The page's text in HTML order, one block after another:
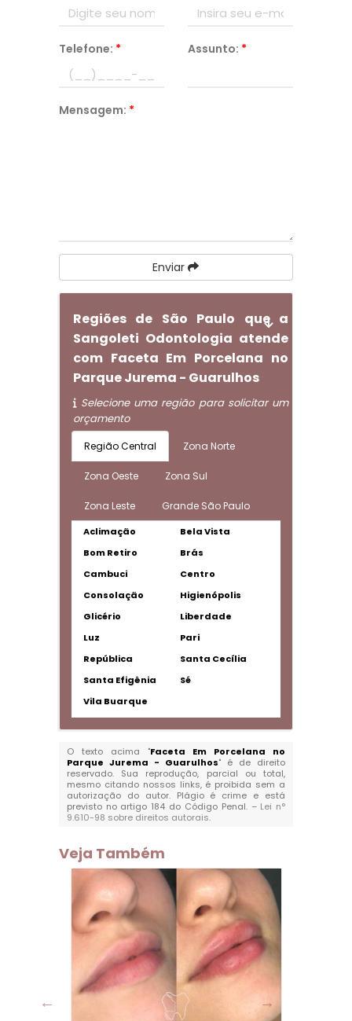
Telefone: * Assunto: *
Mensagem: *
Enviar
Regiões de São Paulo que a
Sangoleti Odontologia atende
com Faceta Em Porcelana no
Parque Jurema - Guarulhos
Selecione uma região para solicitar um
orçamento
Região Central Zona Norte
Zona Oeste Zona Sul
Zona Leste Grande São Paulo
Aclimação
Bela Vista
Bom Retiro
Brás
Cambuci
Centro
Consolação
Higienópolis
Glicério
Liberdade
Luz
Pari
República
Santa Cecília
Santa Efigênia
Sé
Vila Buarque
O texto acima "Faceta Em Porcelana no
Parque Jurema - Guarulhos" é de direito
reservado. Sua reprodução, parcial ou total,
mesmo citando nossos links, é proibida sem a
autorização do autor. Plágio é crime e está
previsto no artigo 184 do Código Penal. – Lei n°
9.610-98 sobre direitos autorais.
Veja Também